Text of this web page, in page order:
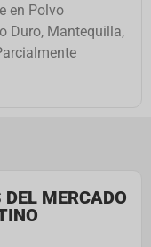
en Polvo
Duro, Mantequilla,
DEL MERCADO